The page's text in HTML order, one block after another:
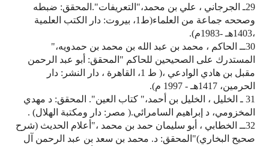
29ـ الجرجاني ، علي بن محمد،"التعريفات".المحقق: ضبطه
وصححه جماعة من العلماء(ط1، بيروت: دار الكتب العلمية
،1403هـ -1983م).
30ــ الحاكم ، محمد بن عبد الله بن محمد بن حمدويه،"
المستدرك على الصحيحين للحاكم "المحقق: أبو عبد الرحمن
مقبل بن هادي الوادعي ،( ط 1، القاهرة ، دار النشر: دار
الحرمين، 1417هـ - 1997 م).
31 ـ الخليل ، الخليل بن أحمد،" كتاب العين". المحقق: د مهدي
المخزومي، د إبراهيم السامرائي.( مصر: دار ومكتبة الهلال) .
32ــ الخطابي ، أبو سليمان حمد بن محمد ،"أعلام الحديث (شرح
صحيح البخاري)"المحقق: د. محمد بن سعد بن عبد الرحمن آل